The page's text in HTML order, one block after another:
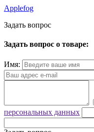
Applefog
Задать вопрос
Задать вопрос о товаре:
Имя:
персональных данных